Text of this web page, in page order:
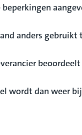
anders gebruikt
wordt dan weer